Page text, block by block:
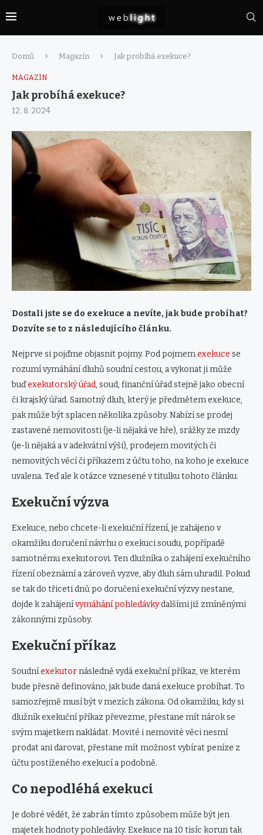
Domů Magazín Jak probíhá exekuce?
MAGAZÍN
Jak probíhá exekuce?
12. 8. 2024
Dostali jste se do exekuce a nevíte, jak bude probíhat?
Dozvíte se to z následujícího článku.
Nejprve si pojďme objasnit pojmy. Pod pojmemexekuce se
rozumí vymáhání dluhů soudní cestou, a vykonat ji může
buďexekutorský úřad, soud, finanční úřad stejně jako obecní
či krajský úřad. Samotný dluh, který je předmětem exekuce,
pak může být splacen několika způsoby. Nabízí se prodej
zastavené nemovitosti (je-li nějaká ve hře), srážky ze mzdy
(je-li nějaká a v adekvátní výši), prodejem movitých či
nemovitých věcí či příkazem z účtu toho, na koho je exekuce
uvalena. Teď ale k otázce vznesené v titulku tohoto článku.
Exekuční výzva
Exekuce, nebo chcete-li exekuční řízení, je zahájeno v
okamžiku doručení návrhu o exekuci soudu, popřípadě
samotnému exekutorovi. Ten dlužníka o zahájení exekučního
řízení obeznámí a zároveň vyzve, aby dluh sám uhradil. Pokud
se tak do třiceti dnů po doručení exekuční výzvy nestane,
dojde k zahájenívymáhání pohledávkydalšími již zmíněnými
zákonnými způsoby.
Exekuční příkaz
Soudníexekutornásledně vydá exekuční příkaz, ve kterém
bude přesně definováno, jak bude daná exekuce probíhat. To
samozřejmě musí být v mezích zákona. Od okamžiku, kdy si
dlužník exekuční příkaz převezme, přestane mít nárok se
svým majetkem nakládat. Movité i nemovité věci nesmí
prodat ani darovat, přestane mít možnost vybírat peníze z
účtu postiženého exekucí a podobně.
Co nepodléhá exekuci
Je dobré vědět, že zabrán tímto způsobem může být jen
majetek hodnoty pohledávky. Exekuce na 10 tisíc korun tak